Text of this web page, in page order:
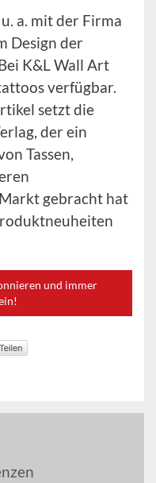
a. mit der Firma
Design der
K&L Wall Art
verfügbar.
setzt die
der ein
Tassen,
gebracht hat
und immer